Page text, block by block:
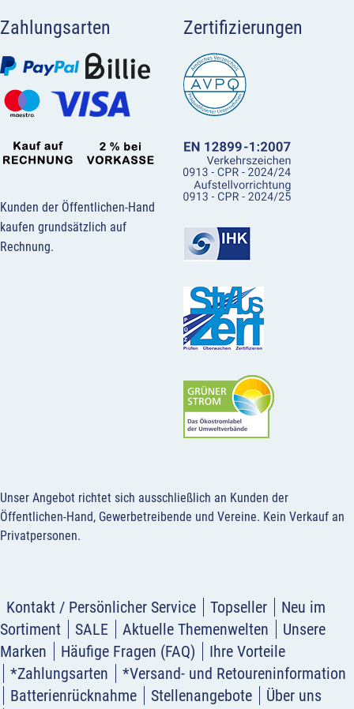
Zahlungsarten
Kunden der Öffentlichen-Hand
kaufen grundsätzlich auf
Rechnung.
Zertifizierungen
Unser Angebot richtet sich ausschließlich an Kunden der
Öffentlichen-Hand, Gewerbetreibende und Vereine. Kein Verkauf an
Privatpersonen.
Kontakt / Persönlicher Service Topseller
Neu im
Sortiment
SALE Aktuelle Themenwelten
Unsere
Marken
Häufige Fragen (FAQ)
Ihre Vorteile
*Zahlungsarten
*Versand- und Retoureninformation
Batterienrücknahme
Stellenangebote
Über uns